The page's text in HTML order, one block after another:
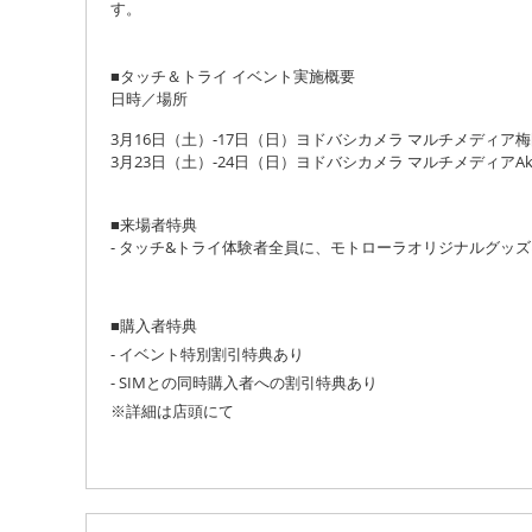
す。
■タッチ＆トライ イベント実施概要
日時／場所
3月16日（土）-17日（日）ヨドバシカメラ マルチメディア
3月23日（土）-24日（日）ヨドバシカメラ マルチメディア
■来場者特典
- タッチ&トライ体験者全員に、モトローラオリジナルグッ
■購入者特典
- イベント特別割引特典あり
- SIMとの同時購入者への割引特典あり
※詳細は店頭にて